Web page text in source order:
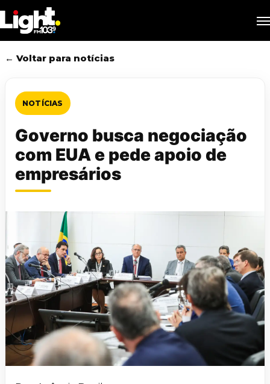
to
main
content
← Voltar para notícias
NOTÍCIAS
Governo busca negociação
com EUA e pede apoio de
empresários